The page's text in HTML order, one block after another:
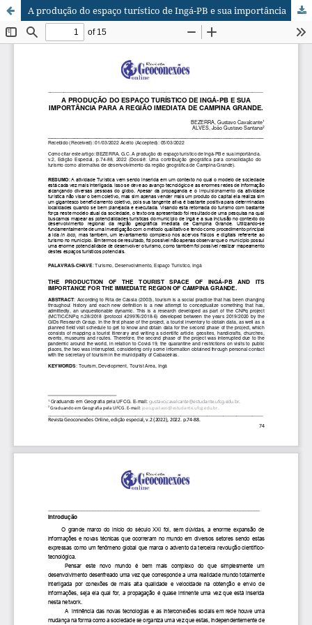
A produção do espaço turístico de Ingá-PB e sua importância